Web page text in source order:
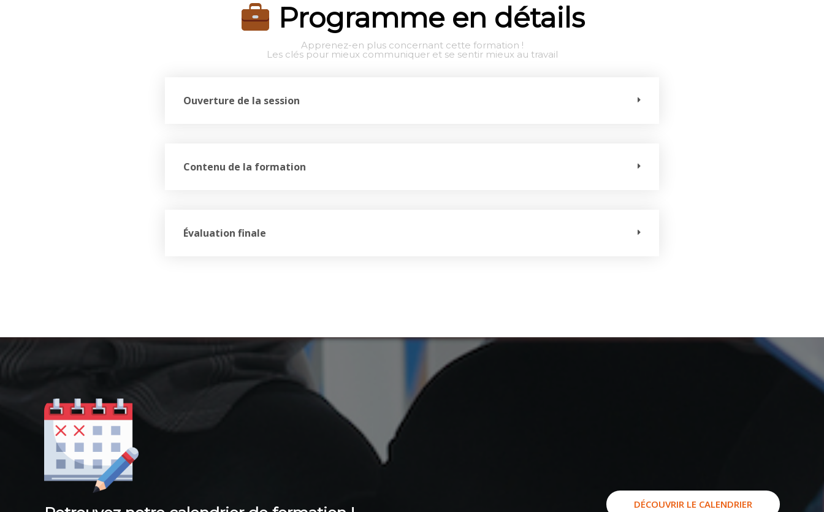
Programme en détails
Apprenez-en plus concernant cette formation !
Les clés pour mieux communiquer et se sentir mieux au travail
Ouverture de la session
Contenu de la formation
Évaluation finale
DÉCOUVRIR LE CALENDRIER